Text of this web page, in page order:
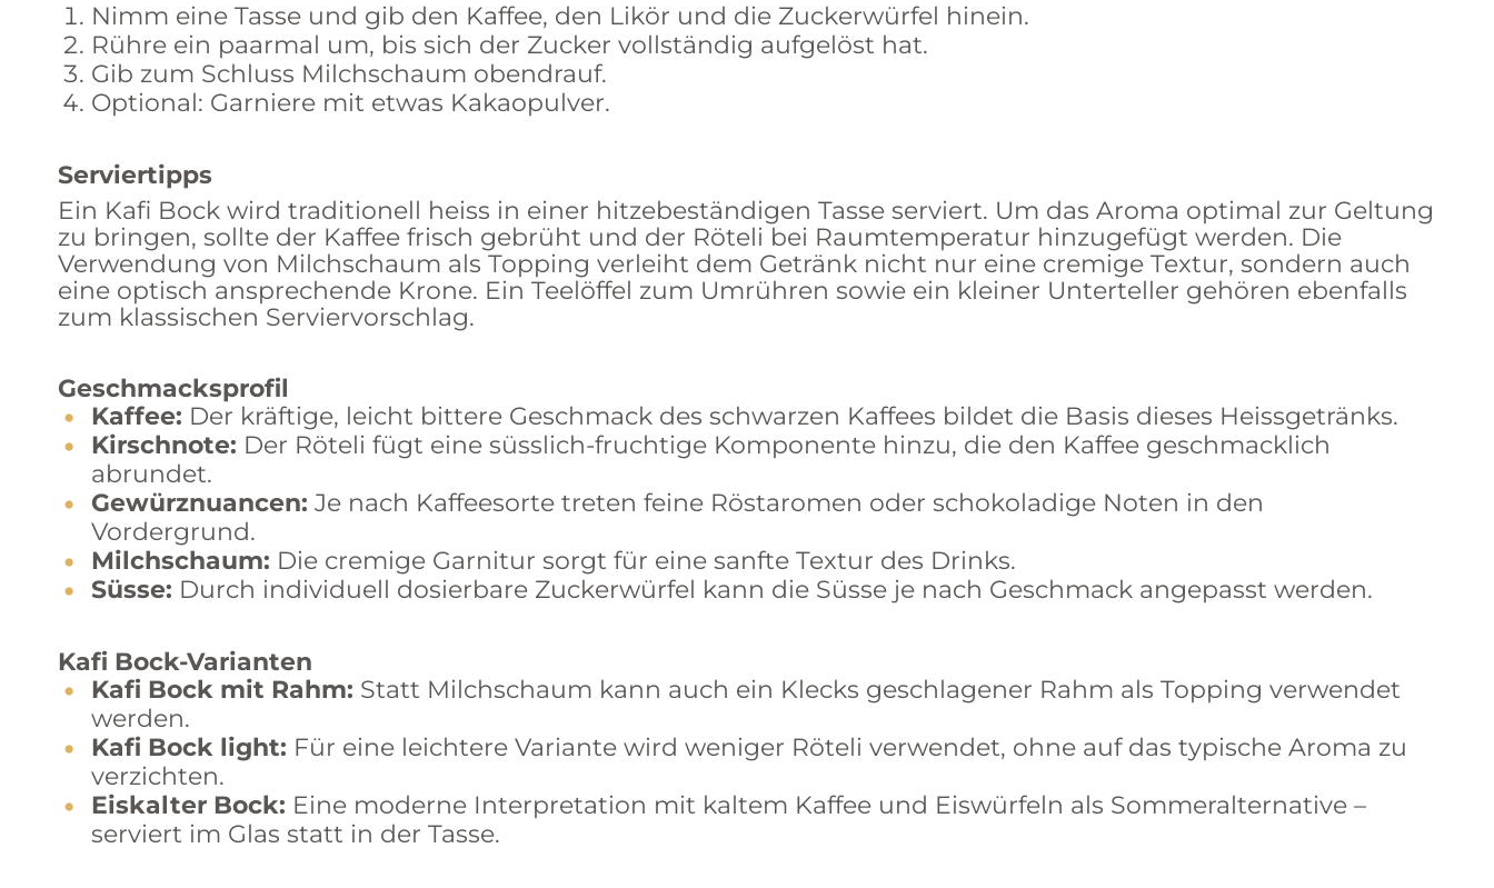
Nimm eine Tasse und gib den Kaffee, den Likör und die Zuckerwürfel hinein.
Rühre ein paarmal um, bis sich der Zucker vollständig aufgelöst hat.
Gib zum Schluss Milchschaum obendrauf.
Optional: Garniere mit etwas Kakaopulver.
Serviertipps
Ein Kafi Bock wird traditionell heiss in einer hitzebeständigen Tasse serviert. Um das Aroma optimal zur Geltung
zu bringen, sollte der Kaffee frisch gebrüht und der Röteli bei Raumtemperatur hinzugefügt werden. Die
Verwendung von Milchschaum als Topping verleiht dem Getränk nicht nur eine cremige Textur, sondern auch
eine optisch ansprechende Krone. Ein Teelöffel zum Umrühren sowie ein kleiner Unterteller gehören ebenfalls
zum klassischen Serviervorschlag.
Geschmacksprofil
Kaffee: Der kräftige, leicht bittere Geschmack des schwarzen Kaffees bildet die Basis dieses Heissgetränks.
Kirschnote: Der Röteli fügt eine süsslich-fruchtige Komponente hinzu, die den Kaffee geschmacklich
abrundet.
Gewürznuancen: Je nach Kaffeesorte treten feine Röstaromen oder schokoladige Noten in den
Vordergrund.
Milchschaum: Die cremige Garnitur sorgt für eine sanfte Textur des Drinks.
Süsse: Durch individuell dosierbare Zuckerwürfel kann die Süsse je nach Geschmack angepasst werden.
Kafi Bock-Varianten
Kafi Bock mit Rahm: Statt Milchschaum kann auch ein Klecks geschlagener Rahm als Topping verwendet
werden.
Kafi Bock light: Für eine leichtere Variante wird weniger Röteli verwendet, ohne auf das typische Aroma zu
verzichten.
Eiskalter Bock: Eine moderne Interpretation mit kaltem Kaffee und Eiswürfeln als Sommeralternative –
serviert im Glas statt in der Tasse.